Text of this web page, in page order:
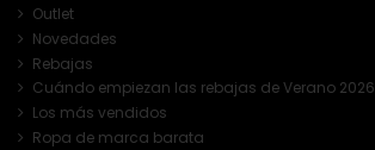
Outlet
Novedades
Rebajas
Cuándo empiezan las rebajas de Verano 2026
Los más vendidos
Ropa de marca barata